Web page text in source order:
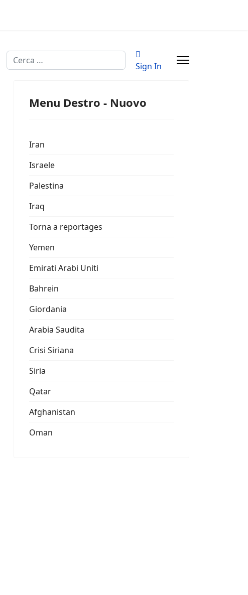
Cerca
Sign In
Menu Destro - Nuovo
Iran
Israele
Palestina
Iraq
Torna a reportages
Yemen
Emirati Arabi Uniti
Bahrein
Giordania
Arabia Saudita
Crisi Siriana
Siria
Qatar
Afghanistan
Oman